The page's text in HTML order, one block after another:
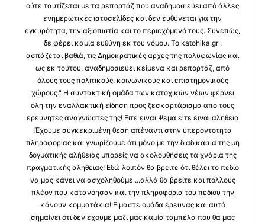
ούτε ταυτίζεται με τα ρεπορτάζ που αναδημοσιεύει από άλλες
ενημερωτικές ιστοσελίδες και δεν ευθύνεται για την
εγκυρότητα, την αξιοπιστία και το περιεχόμενό τους. Συνεπώς,
δε φέρει καμία ευθύνη εκ του νόμου. Το katohika.gr ,
ασπάζεται βαθιά, τις Δημοκρατικές αρχές της πολυφωνίας και
ως εκ τούτου, αναδημοσιεύει κείμενα και ρεπορτάζ, από
όλους τους πολιτικούς, κοινωνικούς και επιστημονικούς
χώρους." Η συντακτική ομάδα των κατοχικών νέων φέρνει
όλη την εναλλακτική είδηση προς ξεσκαρτάρισμα απο τους
ερευνητές αναγνώστες της! Ειτε ειναι Ψεμα ειτε ειναι αληθεια
!Έχουμε συγκεκριμένη θέση απέναντι στην υπεροντοτητα
πληροφορίας και γνωρίζουμε ότι μόνο με την διαδικασία της μη
δογματικής αλήθειας μπορείς να ακολουθήσεις τα χνάρια της
πραγματικής αλήθειας! Εδώ λοιπόν θα βρειτε ότι θέλει το πεδίο
να μας κάνει να ασχοληθούμε ...αλλά θα βρείτε και πολλούς
πλέον που κατανόησαν και την πληροφορία του πεδιου την
κάνουν κομματάκια! Είμαστε ομάδα έρευνας και αυτό
σημαίνει ότι δεν έχουμε μαζί μας καμία ταμπέλα που θα μας